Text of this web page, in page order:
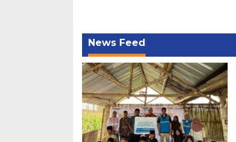
News Feed